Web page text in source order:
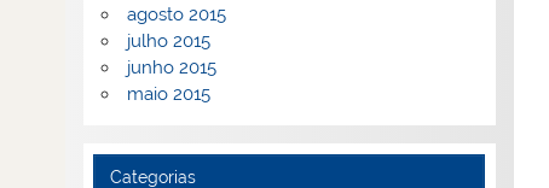
agosto 2015
julho 2015
junho 2015
maio 2015
Categorias